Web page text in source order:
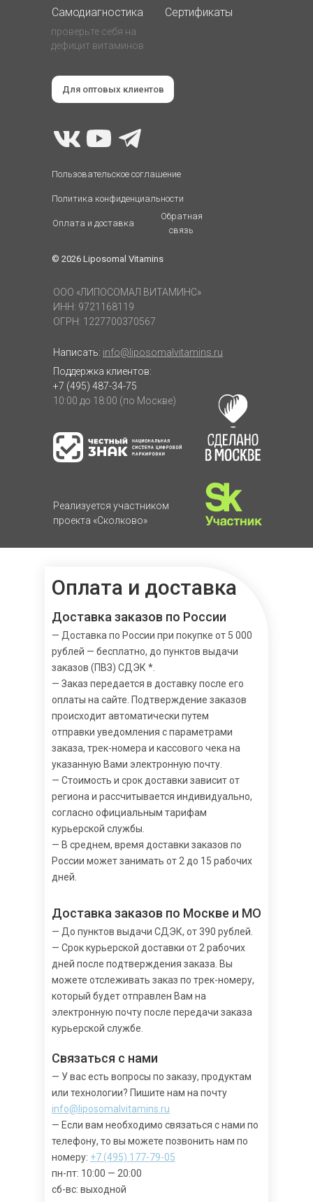
© 2026 Liposomal Vitamins
Пользовательское соглашение
Политика конфиденциальности
Оплата и доставка
Обратная
связь
ООО «ЛИПОСОМАЛ ВИТАМИНС»
ИНН: 9721168119
ОГРН: 1227700370567
Написать: info@liposomalvitamins.ru
Поддержка клиентов:
+7 (495) 487-34-75
10:00 до 18:00 (по Москве)
проверьте себя на
дефицит витаминов
Самодиагностика Сертификаты
Реализуется участником
проекта «Сколково»
Для оптовых клиентов
Оплата и доставка
Доставка заказов по России
Доставка заказов по Москве и МО
Связаться с нами
— До пунктов выдачи СДЭК, от 390 рублей.
— Срок курьерской доставки от 2 рабочих
дней после подтверждения заказа. Вы
можете отслеживать заказ по трек-номеру,
который будет отправлен Вам на
электронную почту после передачи заказа
курьерской службе.
— У вас есть вопросы по заказу, продуктам
или технологии? Пишите нам на почту
info@liposomalvitamins.ru
— Если вам необходимо связаться с нами по
телефону, то вы можете позвонить нам по
номеру: +7 (495) 177-79-05
пн-пт: 10:00 — 20:00
сб-вс: выходной
— Доставка по России при покупке от 5 000
рублей — бесплатно, до пунктов выдачи
заказов (ПВЗ) СДЭК *.
— Заказ передается в доставку после его
оплаты на сайте. Подтверждение заказов
происходит автоматически путем
отправки уведомления с параметрами
заказа, трек-номера и кассового чека на
указанную Вами электронную почту.
— Стоимость и срок доставки зависит от
региона и рассчитывается индивидуально,
согласно официальным тарифам
курьерской службы.
— В среднем, время доставки заказов по
России может занимать от 2 до 15 рабочих
дней.